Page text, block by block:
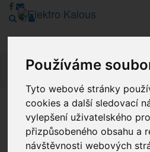
Používáme
Tyto webové stránky
cookies a další sledovací
vylepšení uživatelského
přizpůsobeného obsahu a
návštěvnosti webových
Vážení zákazníci, v tuto chvíli je
režimu Katalogu. Objednávky on-
Děkujeme za pochopení.